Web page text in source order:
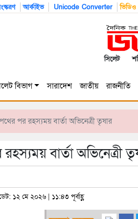
আর্কাইভ Unicode Converter ভিডিও
সিলেট
বিভাগ সারাদেশ জাতীয় রাজনীতি
পর রহস্যময় বার্তা অভিনেত্রী তৃষার
বার্তা অভিনেত্রী
১২ মে ২০২৬ | ১১:৪৩ পূর্বাহ্ণ